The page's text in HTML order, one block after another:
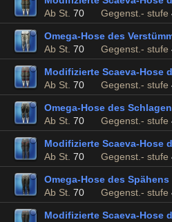
Ab St. 70 Gegenst.- stufe
Omega-Hose des
Ab St. 70 Gegenst.- stufe
Modifizierte Scaeva-Hose
Ab St. 70 Gegenst.- stufe
Omega-Hose des
Ab St. 70 Gegenst.- stufe
Modifizierte Scaeva-Hose
Ab St. 70 Gegenst.- stufe
Omega-Hose des Spähens
Ab St. 70 Gegenst.- stufe
Modifizierte Scaeva-Hose